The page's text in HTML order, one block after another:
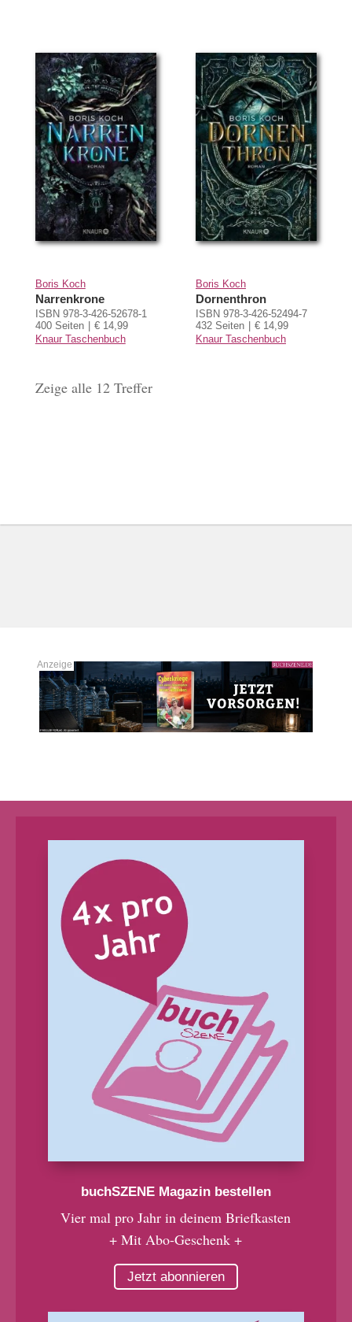
Boris Koch
Narrenkrone
ISBN 978-3-426-52678-1
400 Seiten
€ 14,99
Knaur Taschenbuch
Boris Koch
Dornenthron
ISBN 978-3-426-52494-7
432 Seiten
€ 14,99
Knaur Taschenbuch
Zeige alle 12 Treffer
buchSZENE Magazin bestellen
Vier mal pro Jahr in deinem Briefkasten
+ Mit Abo-Geschenk +
Jetzt abonnieren